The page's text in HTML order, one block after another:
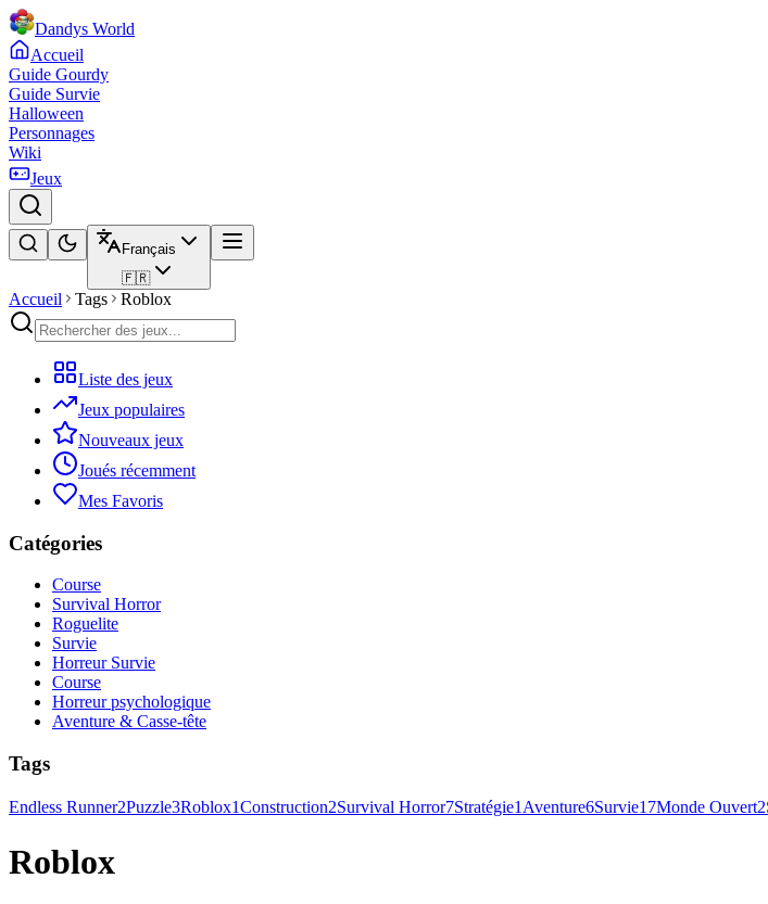
Dandys World
Accueil
Guide Gourdy
Guide Survie
Halloween
Personnages
Wiki
Jeux
Français
🇫🇷
Accueil Tags Roblox
Liste des jeux
Jeux populaires
Nouveaux jeux
Joués récemment
Mes Favoris
Catégories
Course
Survival Horror
Roguelite
Survie
Horreur Survie
Course
Horreur psychologique
Aventure & Casse-tête
Tags
Endless Runner2Puzzle3Roblox1Construction2Survival Horror7Stratégie1 Aventure6Survie17Monde Ouvert2
Roblox